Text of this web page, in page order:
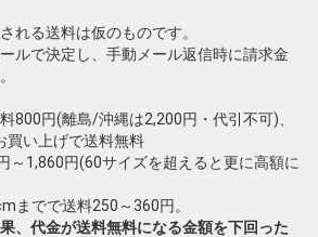
れる送料は仮のものです。
ルで決定し、手動メール返信時に請求金
800円(離島/沖縄は2,200円・代引不可)、
買い上げで送料無料
～1,860円(60サイズを超えると更に高額に
までで送料250～360円。
、代金が送料無料になる金額を下回った